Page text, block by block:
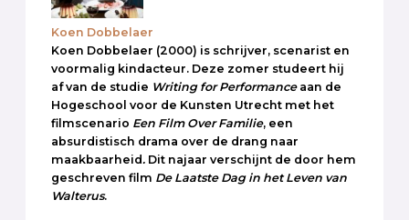
Koen Dobbelaer
Koen Dobbelaer (2000) is schrijver, scenarist en
voormalig kindacteur. Deze zomer studeert hij
af van de studie Writing for Performanceaan de
Hogeschool voor de Kunsten Utrecht met het
filmscenario Een Film Over Familie, een
absurdistisch drama over de drang naar
maakbaarheid. Dit najaar verschijnt de door hem
geschreven film De Laatste Dag in het Leven van
Walterus.